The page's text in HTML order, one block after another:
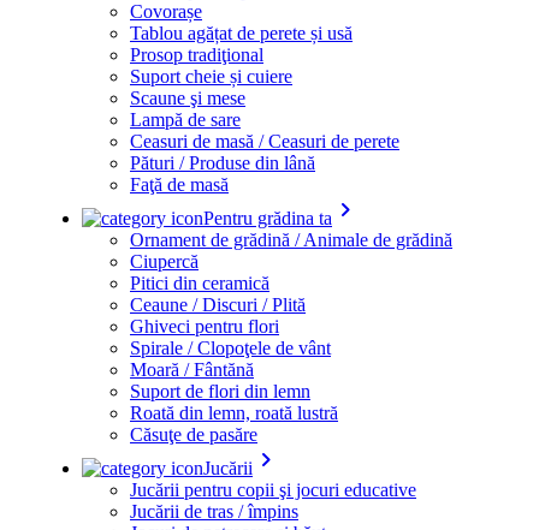
Covorașe
Tablou agățat de perete și usă
Prosop tradiţional
Suport cheie și cuiere
Scaune şi mese
Lampă de sare
Ceasuri de masă / Ceasuri de perete
Pături / Produse din lână
Faţă de masă
Pentru grădina ta keyboard_arrow_right
Ornament de grădină / Animale de grădină
Ciupercă
Pitici din ceramică
Ceaune / Discuri / Plită
Ghiveci pentru flori
Spirale / Clopoţele de vânt
Moară / Fântănă
Suport de flori din lemn
Roată din lemn, roată lustră
Căsuţe de pasăre
Jucării keyboard_arrow_right
Jucării pentru copii şi jocuri educative
Jucării de tras / împins